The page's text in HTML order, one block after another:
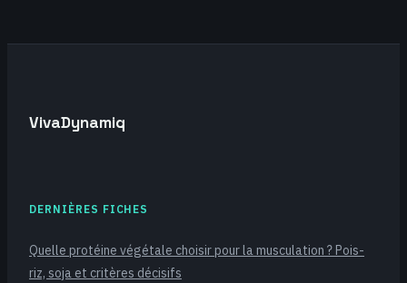
VivaDynamiq
DERNIÈRES FICHES
Quelle protéine végétale choisir pour la musculation ? Pois-
riz, soja et critères décisifs